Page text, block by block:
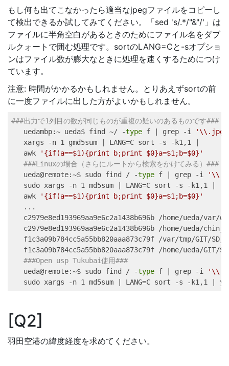
もし何も出てこなかったら適当なjpegファイルをコピーし
て検出できるか試してみてください。「sed 's/.*/"&"/'」は
ファイルに半角空白があるときのためにファイル名をダブ
ルクォートで囲む処理です。sortのLANG=Cと-sオプショ
ンはファイル数が膨大なときに処理を速くするためにつけ
ています。
注意: 時間がかかるかもしれません。とりあえずsortの前
に一度ファイルに出した方がよいかもしれません。
###出力で1列目の数が同じものが重複の疑いのあるものです###
uedambp:~ ueda$ find ~/ -type f grep -i
xargs -n 1 gmd5sum LANG=C sort -s -k1,1
awk
'{if(a==$1){print b;print $0}a=$1;b=$0}'
###Linuxの場合（さらにルートから検索をかけてみる）###
ueda@remote:~$ sudo find / -type f grep -i
sudo xargs -n 1 md5sum LANG=C sort -s -k1,1
awk
'{if(a==$1){print b;print $0}a=$1;b=$0}'
...
c2979e8ed193969aa9e6c2a1438b696b /home/ueda/var/
c2979e8ed193969aa9e6c2a1438b696b /home/ueda/
f1c3a09b784cc5a55bb820aaa873c79f /var/tmp/GIT/
f1c3a09b784cc5a55bb820aaa873c79f /home/ueda/GIT/
###Open usp Tukubai使用###
ueda@remote:~$ sudo find / -type f grep -i
sudo xargs -n 1 md5sum LANG=C sort -s -k1,1
Q2
羽田空港の緯度経度を求めてください。